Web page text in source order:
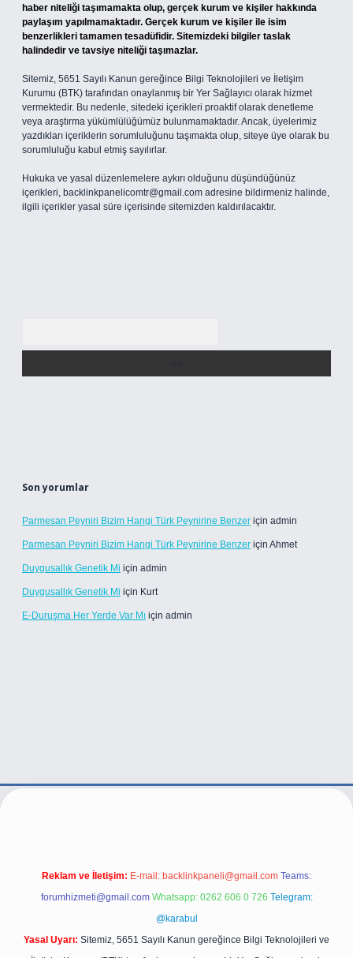
haber niteliği taşımamakta olup, gerçek kurum ve kişiler hakkında
paylaşım yapılmamaktadır. Gerçek kurum ve kişiler ile isim
benzerlikleri tamamen tesadüfidir. Sitemizdeki bilgiler taslak
halindedir ve tavsiye niteliği taşımazlar.
Sitemiz, 5651 Sayılı Kanun gereğince Bilgi Teknolojileri ve İletişim
Kurumu (BTK) tarafından onaylanmış bir Yer Sağlayıcı olarak hizmet
vermektedir. Bu nedenle, sitedeki içerikleri proaktif olarak denetleme
veya araştırma yükümlülüğümüz bulunmamaktadır. Ancak, üyelerimiz
yazdıkları içeriklerin sorumluluğunu taşımakta olup, siteye üye olarak bu
sorumluluğu kabul etmiş sayılırlar.
Hukuka ve yasal düzenlemelere aykırı olduğunu düşündüğünüz
içerikleri, backlinkpanelicomtr@gmail.com adresine bildirmeniz halinde,
ilgili içerikler yasal süre içerisinde sitemizden kaldırılacaktır.
Son yorumlar
Parmesan Peyniri Bizim Hangi Türk Peynirine Benzer için admin
Parmesan Peyniri Bizim Hangi Türk Peynirine Benzer için Ahmet
Duygusallık Genetik Mi için admin
Duygusallık Genetik Mi için Kurt
E-Duruşma Her Yerde Var Mı için admin
Reklam ve İletişim: E-mail: backlinkpaneli@gmail.com Teams:
forumhizmeti@gmail.com Whatsapp: 0262 606 0 726 Telegram:
@karabul
Yasal Uyarı: Sitemiz, 5651 Sayılı Kanun gereğince Bilgi Teknolojileri ve